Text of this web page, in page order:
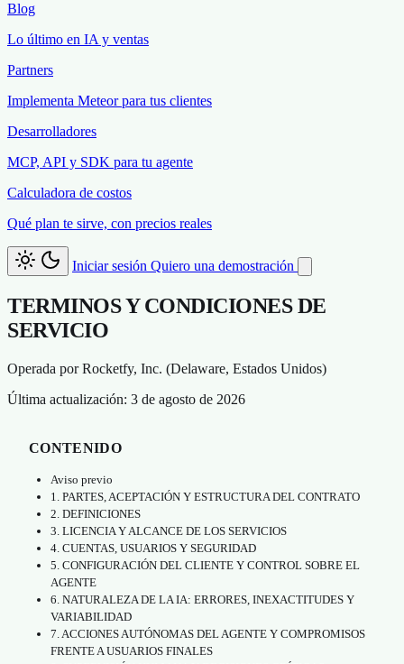
Blog
Lo último en IA y ventas
Partners
Implementa Meteor para tus clientes
Desarrolladores
MCP, API y SDK para tu agente
Calculadora de costos
Qué plan te sirve, con precios reales
Iniciar sesión Quiero una demostración
TERMINOS Y CONDICIONES DE
SERVICIO
Operada por Rocketfy, Inc. (Delaware, Estados Unidos)
Última actualización: 3 de agosto de 2026
CONTENIDO
Aviso previo
1. PARTES, ACEPTACIÓN Y ESTRUCTURA DEL CONTRATO
2. DEFINICIONES
3. LICENCIA Y ALCANCE DE LOS SERVICIOS
4. CUENTAS, USUARIOS Y SEGURIDAD
5. CONFIGURACIÓN DEL CLIENTE Y CONTROL SOBRE EL
AGENTE
6. NATURALEZA DE LA IA: ERRORES, INEXACTITUDES Y
VARIABILIDAD
7. ACCIONES AUTÓNOMAS DEL AGENTE Y COMPROMISOS
FRENTE A USUARIOS FINALES